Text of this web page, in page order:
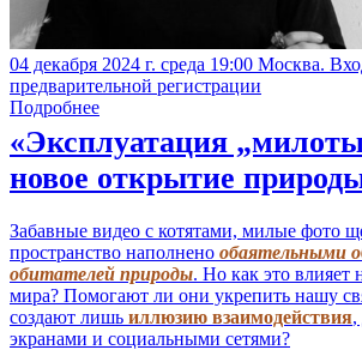
04 декабря 2024 г. среда 19:00 Москва.
предварительной регистрации
Подробнее
«Эксплуатация
новое открытие
Забавные видео с котятами, милые фото
пространство наполнено обаятельными
обитателей природы. Но как это влияет
мира? Помогают ли они укрепить нашу
создают лишь иллюзию взаимодействия,
экранами и социальными сетями?